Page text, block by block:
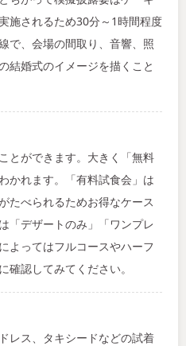
施されるため30分～1時間程度
で、会場の間取り、音響、照
結婚式のイメージを描くこと
とができます。大きく「無料
かれます。「有料試食会」は
たべられるためお得なケース
「デザートのみ」「ワンプレ
よってはフルコースやハーフ
確認してみてください。
レス、タキシードなどの試着